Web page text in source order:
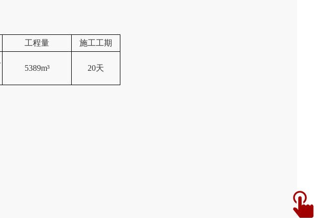
工程量
施工工期
5389m³ 20天